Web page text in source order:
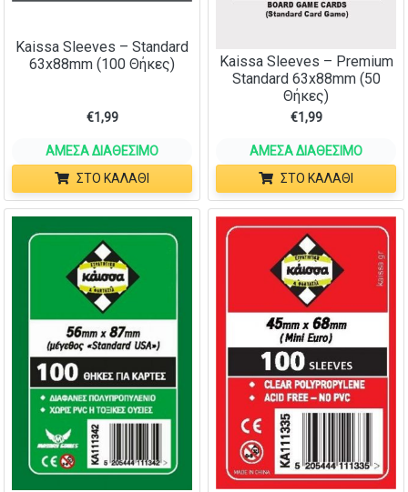
Kaissa Sleeves – Standard
63x88mm (100 Θήκες)
€1,99
ΆΜΕΣΑ ΔΙΑΘΈΣΙΜΟ
ΣΤΟ ΚΑΛΆΘΙ
Kaissa Sleeves – Premium
Standard 63x88mm (50
Θήκες)
€1,99
ΆΜΕΣΑ ΔΙΑΘΈΣΙΜΟ
ΣΤΟ ΚΑΛΆΘΙ